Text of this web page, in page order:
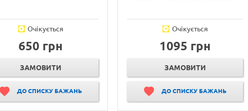
Очікується
650 грн
ЗАМОВИТИ
ДО СПИСКУ БАЖАНЬ
Очікується
1095 грн
ЗАМОВИТИ
ДО СПИСКУ БАЖАНЬ